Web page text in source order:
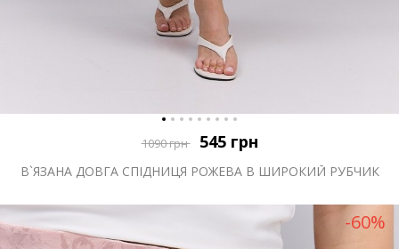
1090грн 545 грн
В`ЯЗАНА ДОВГА СПІДНИЦЯ РОЖЕВА В ШИРОКИЙ РУБЧИК
-60%